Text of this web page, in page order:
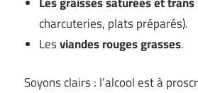
charcuteries, plats préparés).
Lesviandes rouges grasses.
Soyons clairs : l’alcool est à